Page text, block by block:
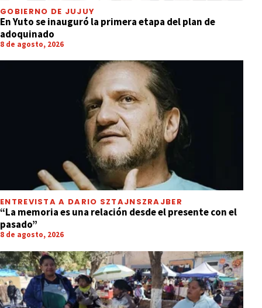
GOBIERNO DE JUJUY
En Yuto se inauguró la primera etapa del plan de
adoquinado
8 de agosto, 2026
ENTREVISTA A DARIO SZTAJNSZRAJBER
“La memoria es una relación desde el presente con el
pasado”
8 de agosto, 2026